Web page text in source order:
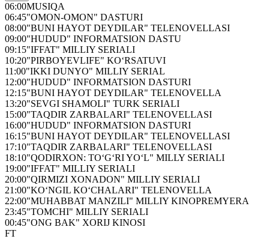
06:00MUSIQA
06:45"OMON-OMON" DASTURI
08:00"BUNI HAYOT DEYDILAR" TELENOVELLASI
09:00"HUDUD" INFORMATSION DASTU
09:15"IFFAT" MILLIY SERIALI
10:20"PIRBOYEVLIFE" KO‘RSATUVI
11:00"IKKI DUNYO" MILLIY SERIAL
12:00"HUDUD" INFORMATSION DASTURI
12:15"BUNI HAYOT DEYDILAR" TELENOVELLA
13:20"SEVGI SHAMOLI" TURK SERIALI
15:00"TAQDIR ZARBALARI" TELENOVELLASI
16:00"HUDUD" INFORMATSION DASTURI
16:15"BUNI HAYOT DEYDILAR" TELENOVELLASI
17:10"TAQDIR ZARBALARI" TELENOVELLASI
18:10"QODIRXON: TO‘G‘RI YO‘L" MILLY SERIALI
19:00"IFFAT" MILLIY SERIALI
20:00"QIRMIZI XONADON" MILLIY SERIALI
21:00"KO‘NGIL KO‘CHALARI" TELENOVELLA
22:00"MUHABBAT MANZILI" MILLIY KINOPREMYERA
23:45"TOMCHI" MILLIY SERIALI
00:45"ONG BAK" XORIJ KINOSI
FT